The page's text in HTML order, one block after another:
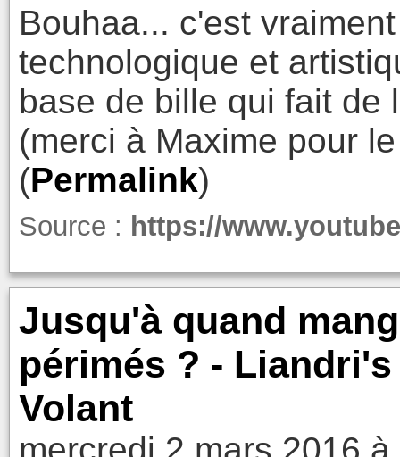
Bouhaa... c'est
technologique et
base de bille qui fait de
(merci à Maxime pour
(Permalink)
Source : https://
Jusqu'à quand
périmés ? -
Volant